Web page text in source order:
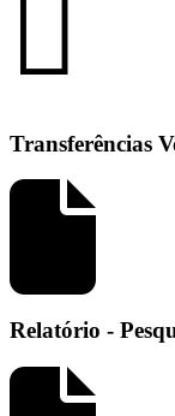
Transferências
Relatório -